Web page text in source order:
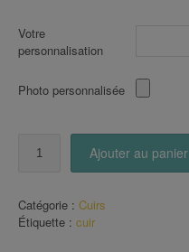
Votre
personnalisation
Photo personnalisée
CUIR
(134)
Ajouter au panier
Catégorie : Cuirs
Étiquette : cuir